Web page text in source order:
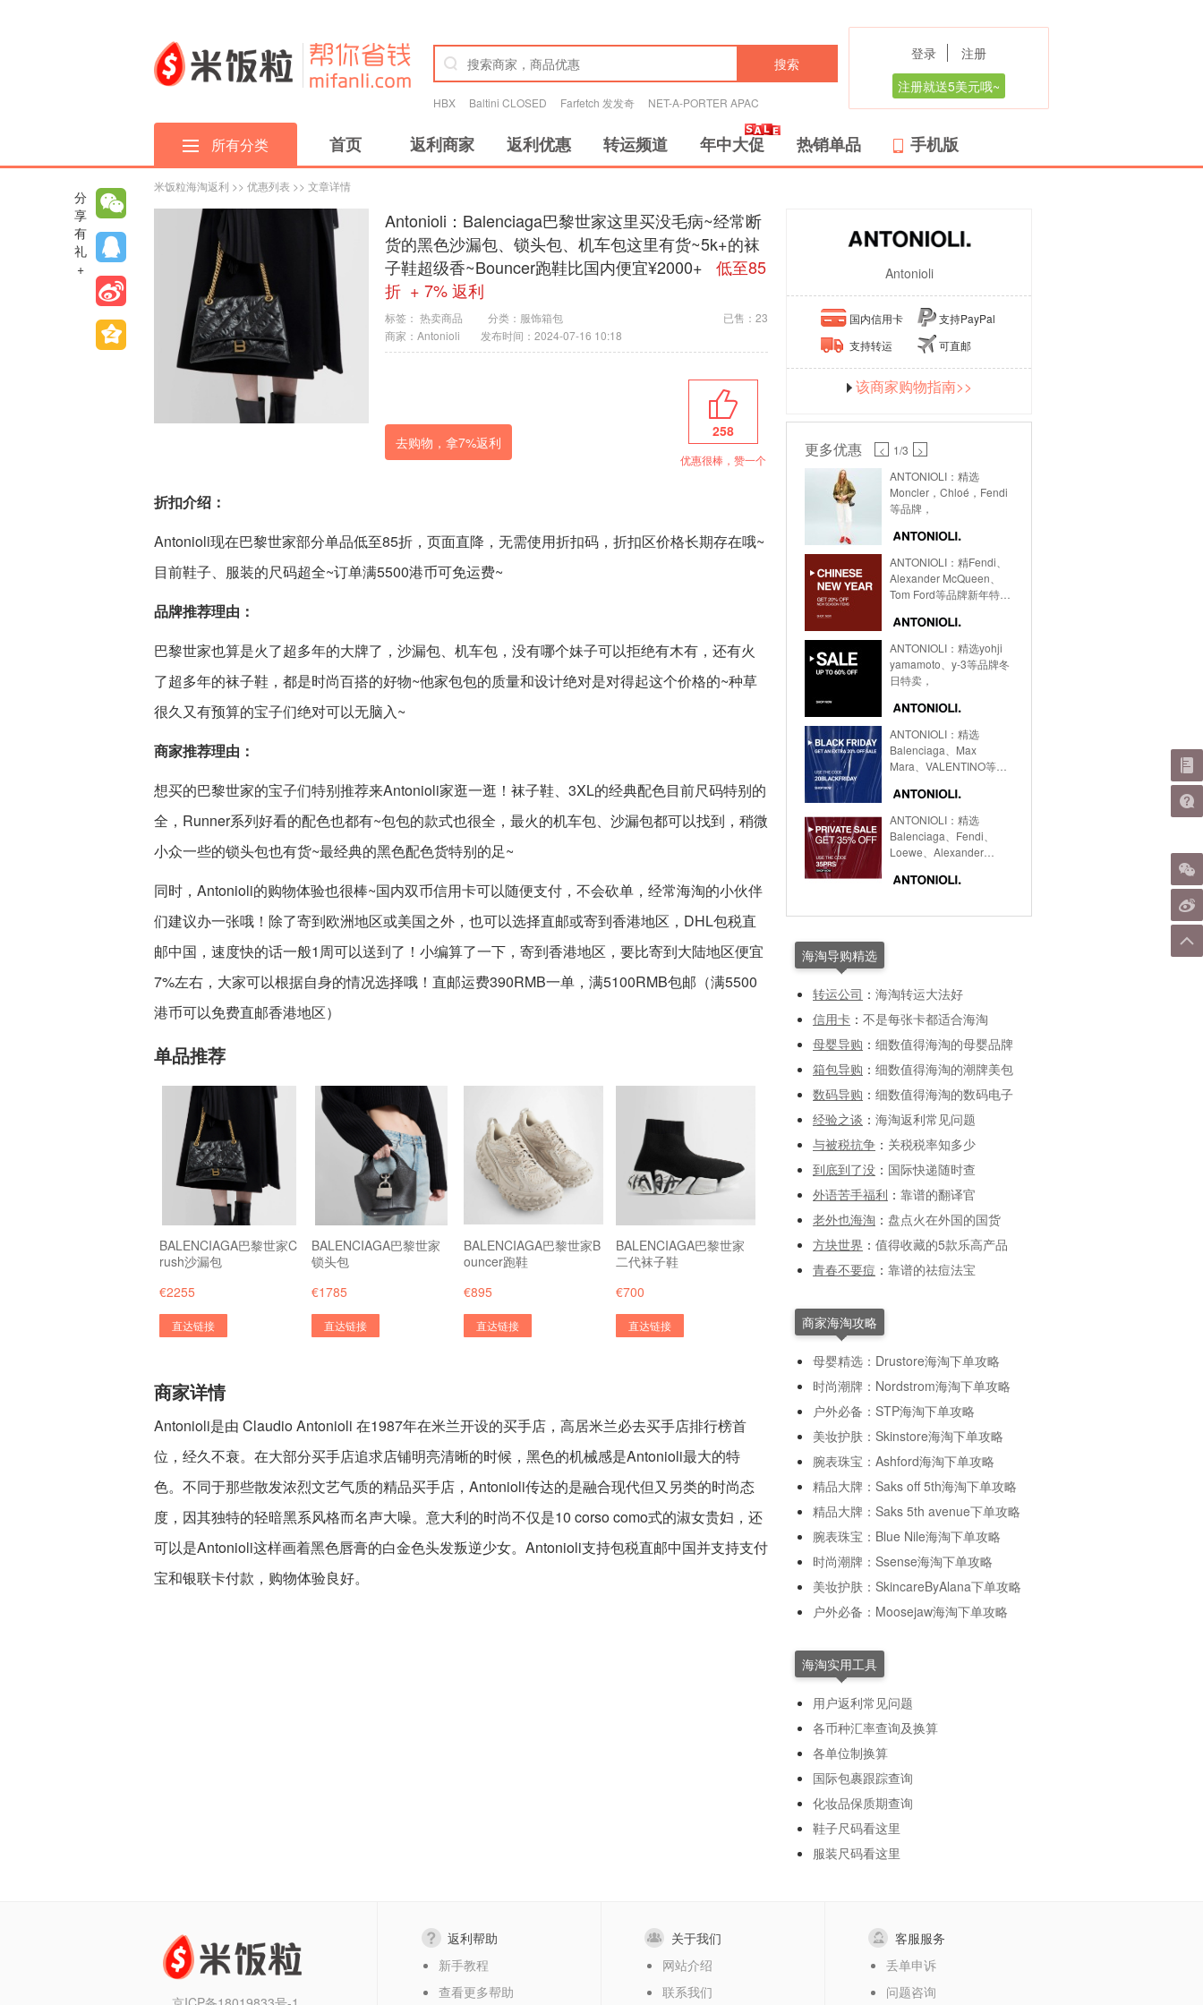
搜索
HBX Baltini CLOSED Farfetch 发发奇 NET-A-PORTER APAC
登录
注册
注册就送5美元哦~
所有分类 首页 返利商家 返利优惠 转运频道 年中大促 热销单品 手机版
米饭粒海淘返利 >> 优惠列表 >> 文章详情
Antonioli：Balenciaga巴黎世家这里买没毛病~经常断
货的黑色沙漏包、锁头包、机车包这里有货~5k+的袜
子鞋超级香~Bouncer跑鞋比国内便宜¥2000+
低至85
折 + 7% 返利
标签： 热卖商品 分类： 服饰箱包
已售：23
商家：Antonioli
发布时间：2024-07-16 10:18
去购物，拿7%返利
258
优惠很棒，赞一个
折扣介绍：
Antonioli现在巴黎世家部分单品低至85折，页面直降，无需使用折扣码，折扣区价格长期存在哦~
目前鞋子、服装的尺码超全~订单满5500港币可免运费~
品牌推荐理由：
巴黎世家也算是火了超多年的大牌了，沙漏包、机车包，没有哪个妹子可以拒绝有木有，还有火
了超多年的袜子鞋，都是时尚百搭的好物~他家包包的质量和设计绝对是对得起这个价格的~种草
很久又有预算的宝子们绝对可以无脑入~
商家推荐理由：
想买的巴黎世家的宝子们特别推荐来Antonioli家逛一逛！袜子鞋、3XL的经典配色目前尺码特别的
全，Runner系列好看的配色也都有~包包的款式也很全，最火的机车包、沙漏包都可以找到，稍微
小众一些的锁头包也有货~最经典的黑色配色货特别的足~
同时，Antonioli的购物体验也很棒~国内双币信用卡可以随便支付，不会砍单，经常海淘的小伙伴
们建议办一张哦！除了寄到欧洲地区或美国之外，也可以选择直邮或寄到香港地区，DHL包税直
邮中国，速度快的话一般1周可以送到了！小编算了一下，寄到香港地区，要比寄到大陆地区便宜
7%左右，大家可以根据自身的情况选择哦！直邮运费390RMB一单，满5100RMB包邮（满5500
港币可以免费直邮香港地区）
单品推荐
BALENCIAGA巴黎世家C
rush沙漏包
€2255
直达链接
BALENCIAGA巴黎世家
锁头包
€1785
直达链接
BALENCIAGA巴黎世家B
ouncer跑鞋
€895
直达链接
BALENCIAGA巴黎世家
二代袜子鞋
€700
直达链接
商家详情
Antonioli是由 Claudio Antonioli 在1987年在米兰开设的买手店，高居米兰必去买手店排行榜首
位，经久不衰。在大部分买手店追求店铺明亮清晰的时候，黑色的机械感是Antonioli最大的特
色。不同于那些散发浓烈文艺气质的精品买手店，Antonioli传达的是融合现代但又另类的时尚态
度，因其独特的轻暗黑系风格而名声大噪。意大利的时尚不仅是10 corso como式的淑女贵妇，还
可以是Antonioli这样画着黑色唇膏的白金色头发叛逆少女。Antonioli支持包税直邮中国并支持支付
宝和银联卡付款，购物体验良好。
Antonioli
国内信用卡
支持PayPal
支持转运
可直邮
该商家购物指南>>
更多优惠 < 1/3
>
ANTONIOLI：精选
Moncler，Chloé，Fendi
等品牌，
ANTONIOLI：精Fendi、
Alexander McQueen、
Tom Ford等品牌新年特
ANTONIOLI：精选yohji
yamamoto、y-3等品牌冬
日特卖，
ANTONIOLI：精选
Balenciaga、Max
Mara、VALENTINO等品
ANTONIOLI：精选
Balenciaga、Fendi、
Loewe、Alexander
卖，
海淘导购精选
转运公司 ： 海淘转运大法好
信用卡 ： 不是每张卡都适合海淘
母婴导购 ： 细数值得海淘的母婴品牌
箱包导购 ： 细数值得海淘的潮牌美包
数码导购 ： 细数值得海淘的数码电子
经验之谈 ： 海淘返利常见问题
与被税抗争 ： 关税税率知多少
到底到了没 ： 国际快递随时查
外语苦手福利 ： 靠谱的翻译官
老外也海淘 ： 盘点火在外国的国货
方块世界 ： 值得收藏的5款乐高产品
青春不要痘 ： 靠谱的祛痘法宝
商家海淘攻略
母婴精选：Drustore海淘下单攻略
时尚潮牌：Nordstrom海淘下单攻略
户外必备：STP海淘下单攻略
美妆护肤：Skinstore海淘下单攻略
腕表珠宝：Ashford海淘下单攻略
精品大牌：Saks off 5th海淘下单攻略
精品大牌：Saks 5th avenue下单攻略
腕表珠宝：Blue Nile海淘下单攻略
时尚潮牌：Ssense海淘下单攻略
美妆护肤：SkincareByAlana下单攻略
户外必备：Moosejaw海淘下单攻略
海淘实用工具
用户返利常见问题
各币种汇率查询及换算
各单位制换算
国际包裹跟踪查询
化妆品保质期查询
鞋子尺码看这里
服装尺码看这里
分
享
有
礼
+
返利帮助
新手教程
查看更多帮助
关于我们
网站介绍
联系我们
客服服务
丢单申诉
问题咨询